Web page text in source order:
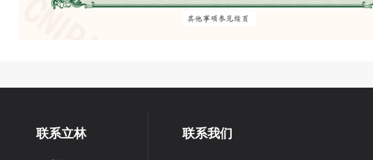
联系立林 联系我们